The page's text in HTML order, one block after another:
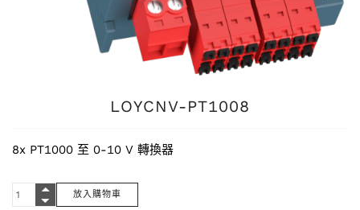
LOYCNV-PT1008
8x PT1000 至 0-10 V 轉換器